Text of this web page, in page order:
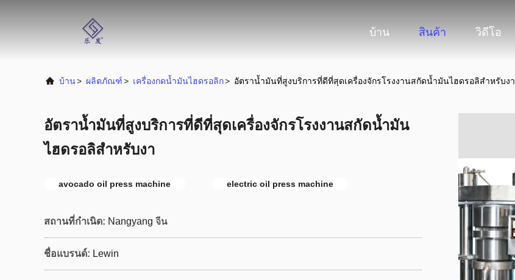
บ้าน สินค้า วิดีโอ
บ้าน> ผลิตภัณฑ์> เครื่องกดน้ำมันไฮดรอลิก> อัตราน้ำมันที่สูงบริการที่ดีที่สุดเครื่องจักรโรงงานสกัดน้ำมันไฮดรอลิสำหรับงา
อัตราน้ำมันที่สูงบริการที่ดีที่สุดเครื่องจักรโรงงานสกัดน้ำมัน
ไฮดรอลิสำหรับงา
avocado oil press machine electric oil press machine
สถานที่กำเนิด: Nangyang จีน
ชื่อแบรนด์: Lewin